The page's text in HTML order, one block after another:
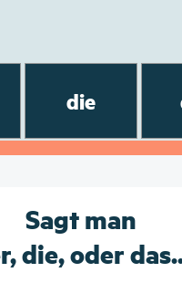
die
Sagt man
die, oder